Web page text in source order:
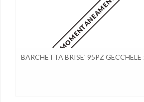
BARCHETTA BRISE' 95PZ GECCHELE